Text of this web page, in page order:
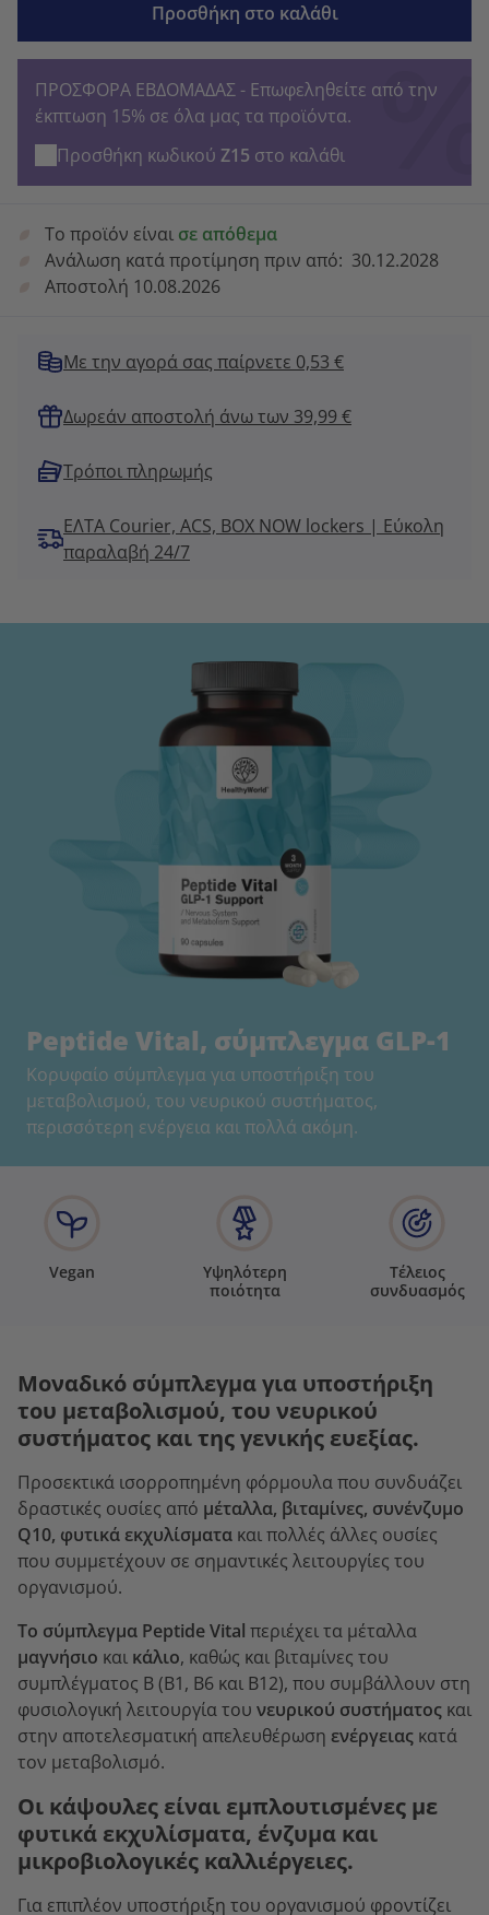
Προσθήκη στο καλάθι
ΠΡΟΣΦΟΡΑ ΕΒΔΟΜΑΔΑΣ - Επωφεληθείτε από την
έκπτωση 15% σε όλα μας τα προϊόντα.
Προσθήκη κωδικού Z15 στο καλάθι
Το προϊόν είναι σε απόθεμα
Ανάλωση κατά προτίμηση πριν από: 30.12.2028
Αποστολή 10.08.2026
Με την αγορά σας παίρνετε 0,53 €
Δωρεάν αποστολή άνω των 39,99 €
Τρόποι πληρωμής
ΕΛΤΑ Courier, ACS, BOX NOW lockers | Εύκολη
παραλαβή 24/7
Peptide Vital, σύμπλεγμα GLP-1
Κορυφαίο σύμπλεγμα για υποστήριξη του
μεταβολισμού, του νευρικού συστήματος,
περισσότερη ενέργεια και πολλά ακόμη.
Vegan
Υψηλότερη
ποιότητα
Τέλειος
συνδυασμός
Μοναδικό σύμπλεγμα για υποστήριξη
του μεταβολισμού, του νευρικού
συστήματος και της γενικής ευεξίας.
Προσεκτικά ισορροπημένη φόρμουλα που συνδυάζει
δραστικές ουσίες από μέταλλα, βιταμίνες, συνένζυμο
Q10, φυτικά εκχυλίσματα και πολλές άλλες ουσίες
που συμμετέχουν σε σημαντικές λειτουργίες του
οργανισμού.
Το σύμπλεγμα Peptide Vital περιέχει τα μέταλλα
μαγνήσιο και κάλιο, καθώς και βιταμίνες του
συμπλέγματος Β (B1, B6 και B12), που συμβάλλουν στη
φυσιολογική λειτουργία του νευρικού συστήματος και
στην αποτελεσματική απελευθέρωση ενέργειας κατά
τον μεταβολισμό.
Οι κάψουλες είναι εμπλουτισμένες με
φυτικά εκχυλίσματα, ένζυμα και
μικροβιολογικές καλλιέργειες.
Για επιπλέον υποστήριξη του οργανισμού φροντίζει